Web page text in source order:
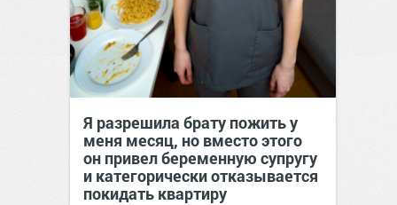
Я разрешила брату пожить у
меня месяц, но вместо этого
он привел беременную супругу
и категорически отказывается
покидать квартиру